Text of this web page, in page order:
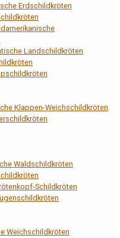
Erdschildkröten
Landschildkröten
Klappen-Weichschildkröten
Waldschildkröten
Schildkröten
Weichschildkröten